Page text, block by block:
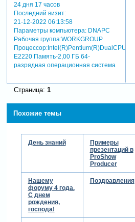
24 дня 17 часов
Последний визит:
21-12-2022 06:13:58
Параметры компьютера:DNAPC
Рабочая группа:WORKGROUP
Процессор:Intel(R)Pentium(R)DualCPU
E2220 Память-2,00 ГБ 64-
разрядная операционная система
Страница: 1
Похожие темы
День знаний
Примеры
презентаций в
ProShow
Producer
Нашему
форуму 4 года.
С днем
рождения,
господа!
Поздравления